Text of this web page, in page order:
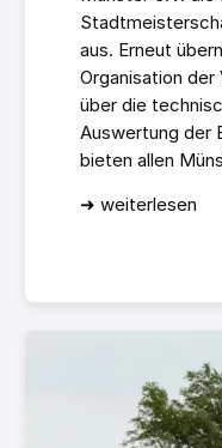
aus. Erneut
Organisation
über die
Auswertung der
bieten allen
➜ weiterlesen